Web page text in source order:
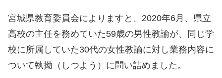
宮城県教育委員会によりますと、2020年6月、県立
高校の主任を務めていた59歳の男性教諭が、同じ学
校に所属していた30代の女性教諭に対し業務内容に
ついて執拗（しつよう）に問い詰めました。